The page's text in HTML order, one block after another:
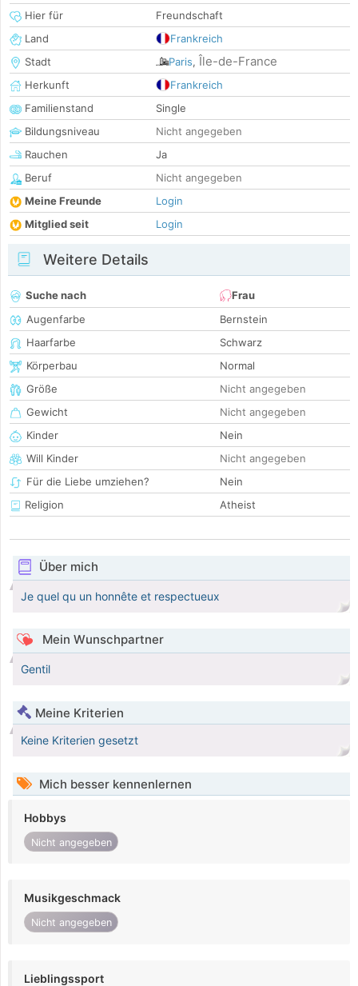
Hier für
Freundschaft
Land
Frankreich
Stadt
Paris, Île-de-France
Herkunft
Frankreich
Familienstand
Single
Bildungsniveau
Nicht angegeben
Rauchen
Ja
Beruf
Nicht angegeben
Meine Freunde
Login
Mitglied seit
Login
Weitere Details
Suche nach
Frau
Augenfarbe
Bernstein
Haarfarbe
Schwarz
Körperbau
Normal
Größe
Nicht angegeben
Gewicht
Nicht angegeben
Kinder
Nein
Will Kinder
Nicht angegeben
Für die Liebe umziehen?
Nein
Religion
Atheist
Über mich
Je quel qu un honnête et respectueux
Mein Wunschpartner
Gentil
Meine Kriterien
Keine Kriterien gesetzt
Mich besser kennenlernen
Hobbys
Nicht angegeben
Musikgeschmack
Nicht angegeben
Lieblingssport